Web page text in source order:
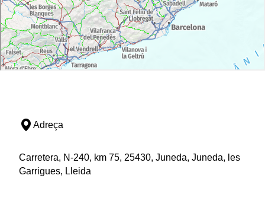
Adreça
Carretera, N-240, km 75, 25430, Juneda, Juneda, les
Garrigues, Lleida